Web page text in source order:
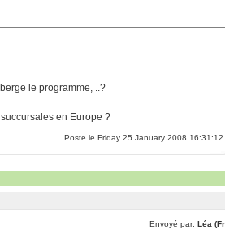
le programme, ..?
en Europe ?
Poste le Friday 25 January 2008 16:31:12
Envoyé par: Léa